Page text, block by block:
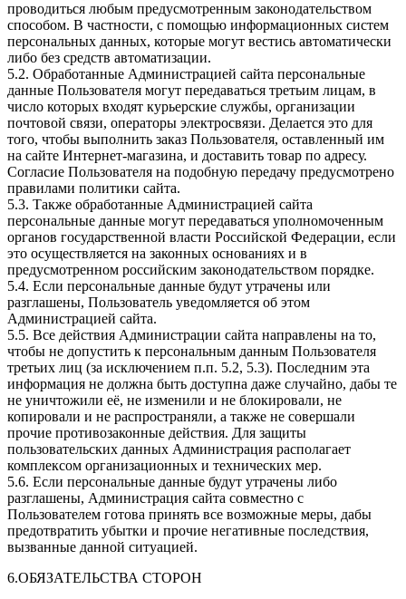
проводиться любым предусмотренным законодательством
способом. В частности, с помощью информационных систем
персональных данных, которые могут вестись автоматически
либо без средств автоматизации.
5.2. Обработанные Администрацией сайта персональные
данные Пользователя могут передаваться третьим лицам, в
число которых входят курьерские службы, организации
почтовой связи, операторы электросвязи. Делается это для
того, чтобы выполнить заказ Пользователя, оставленный им
на сайте Интернет-магазина, и доставить товар по адресу.
Согласие Пользователя на подобную передачу предусмотрено
правилами политики сайта.
5.3. Также обработанные Администрацией сайта
персональные данные могут передаваться уполномоченным
органов государственной власти Российской Федерации, если
это осуществляется на законных основаниях и в
предусмотренном российским законодательством порядке.
5.4. Если персональные данные будут утрачены или
разглашены, Пользователь уведомляется об этом
Администрацией сайта.
5.5. Все действия Администрации сайта направлены на то,
чтобы не допустить к персональным данным Пользователя
третьих лиц (за исключением п.п. 5.2, 5.3). Последним эта
информация не должна быть доступна даже случайно, дабы те
не уничтожили её, не изменили и не блокировали, не
копировали и не распространяли, а также не совершали
прочие противозаконные действия. Для защиты
пользовательских данных Администрация располагает
комплексом организационных и технических мер.
5.6. Если персональные данные будут утрачены либо
разглашены, Администрация сайта совместно с
Пользователем готова принять все возможные меры, дабы
предотвратить убытки и прочие негативные последствия,
вызванные данной ситуацией.
6.ОБЯЗАТЕЛЬСТВА СТОРОН